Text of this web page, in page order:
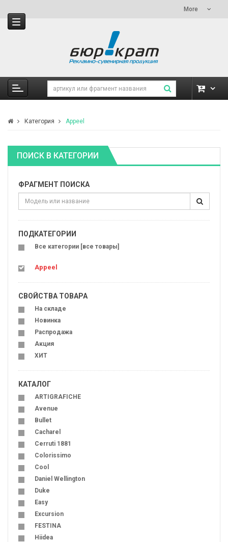
More
Категория Appeel
ПОИСК В КАТЕГОРИИ
ФРАГМЕНТ ПОИСКА
ПОДКАТЕГОРИИ
Все категории [все товары]
Appeel
СВОЙСТВА ТОВАРА
На складе
Новинка
Распродажа
Акция
ХИТ
КАТАЛОГ
ARTIGRAFICHE
Avenue
Bullet
Cacharel
Cerruti 1881
Colorissimo
Cool
Daniel Wellington
Duke
Easy
Excursion
FESTINA
Hiidea